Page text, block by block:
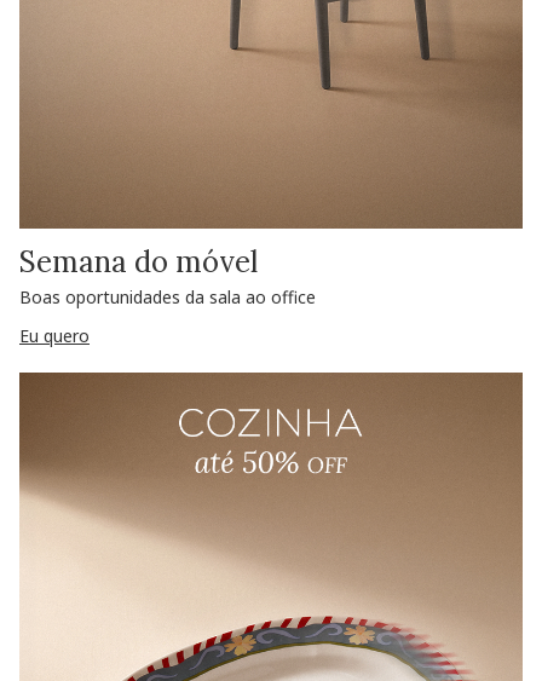
Semana do móvel
Boas oportunidades da sala ao office
Eu quero